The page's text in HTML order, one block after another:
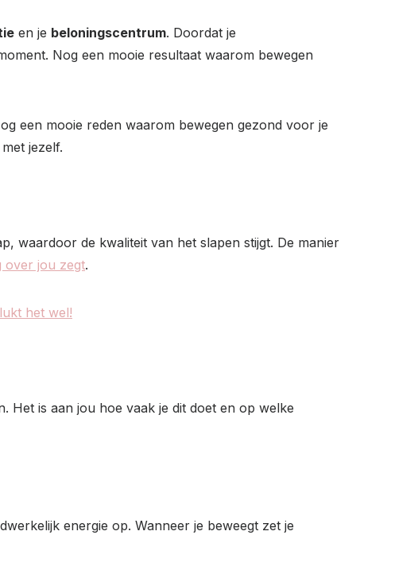
en je beloningscentrum. Doordat je
Nog een mooie resultaat waarom bewegen
een mooie reden waarom bewegen gezond voor je
jezelf.
waardoor de kwaliteit van het slapen stijgt. De manier
over jou zegt.
het wel!
Het is aan jou hoe vaak je dit doet en op welke
energie op. Wanneer je beweegt zet je